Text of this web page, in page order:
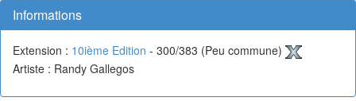
Informations
Extension : 10ième Edition - 300/383 (Peu commune)
Artiste : Randy Gallegos